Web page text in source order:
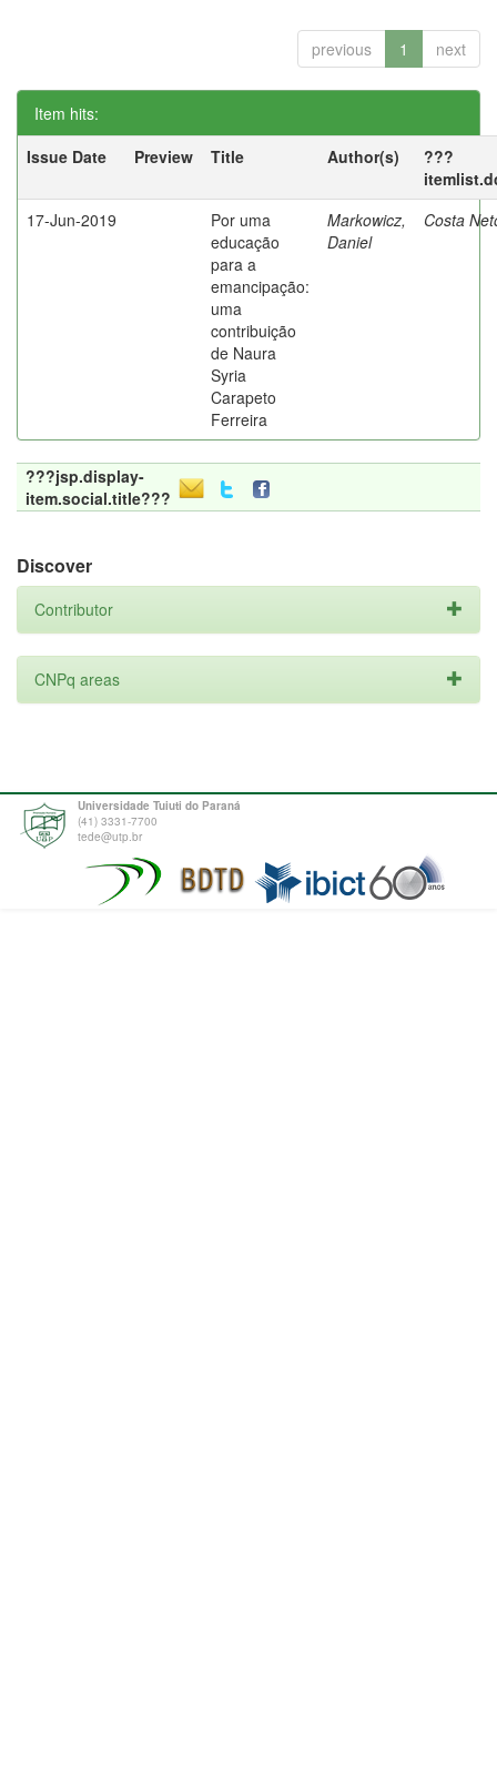
previous 1 next
Item hits:
Issue Date
Preview Title Author(s)
???
17-Jun-2019
Por uma
educação
para a
emancipação:
uma
contribuição
de Naura
Syria
Carapeto
Ferreira
Markowicz,
Daniel
Costa
???jsp.display-
item.social.title???
Discover
Contributor
CNPq areas
Universidade Tuiuti do Paraná
(41) 3331-7700
tede@utp.br